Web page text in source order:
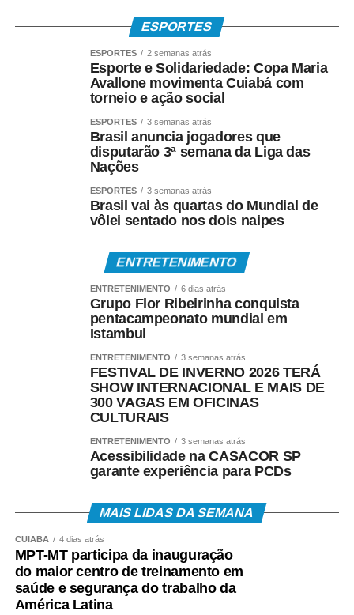
ESPORTES
ESPORTES 2 semanas atrás
Esporte e Solidariedade: Copa Maria
Avallone movimenta Cuiabá com
torneio e ação social
ESPORTES 3 semanas atrás
Brasil anuncia jogadores que
disputarão 3ª semana da Liga das
Nações
ESPORTES 3 semanas atrás
Brasil vai às quartas do Mundial de
vôlei sentado nos dois naipes
ENTRETENIMENTO
ENTRETENIMENTO 6 dias atrás
Grupo Flor Ribeirinha conquista
pentacampeonato mundial em
Istambul
ENTRETENIMENTO 3 semanas atrás
FESTIVAL DE INVERNO 2026 TERÁ
SHOW INTERNACIONAL E MAIS DE
300 VAGAS EM OFICINAS
CULTURAIS
ENTRETENIMENTO 3 semanas atrás
Acessibilidade na CASACOR SP
garante experiência para PCDs
MAIS LIDAS DA SEMANA
CUIABÁ 4 dias atrás
MPT-MT participa da inauguração
do maior centro de treinamento em
saúde e segurança do trabalho da
América Latina